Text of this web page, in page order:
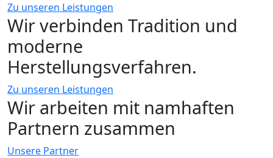
Zu unseren Leistungen
Wir verbinden Tradition und
moderne
Herstellungsverfahren.
Zu unseren Leistungen
Wir arbeiten mit namhaften
Partnern zusammen
Unsere Partner